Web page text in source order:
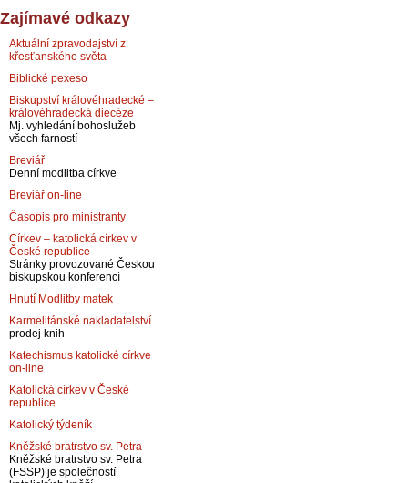
Zajímavé odkazy
Aktuální zpravodajství z
křesťanského světa
Biblické pexeso
Biskupství královéhradecké –
královéhradecká diecéze
Mj. vyhledání bohoslužeb
všech farností
Breviář
Denní modlitba církve
Breviář on-line
Časopis pro ministranty
Církev – katolická církev v
České republice
Stránky provozované Českou
biskupskou konferencí
Hnutí Modlitby matek
Karmelitánské nakladatelství
prodej knih
Katechismus katolické církve
on-line
Katolická církev v České
republice
Katolický týdeník
Kněžské bratrstvo sv. Petra
Kněžské bratrstvo sv. Petra
(FSSP) je společností